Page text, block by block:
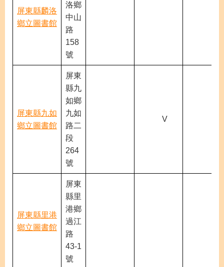
屏東縣麟洛
鄉立圖書館
洛鄉
中山
路
158
號
屏東縣九如
鄉立圖書館
屏東
縣九
如鄉
九如
路二
段
264
號
V
屏東縣里港
鄉立圖書館
屏東
縣里
港鄉
過江
路
43-1
號